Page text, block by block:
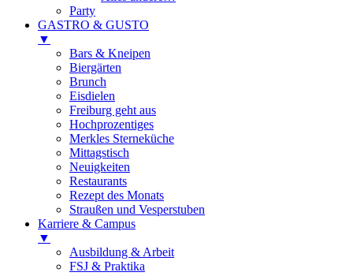
Party
GASTRO & GUSTO
▼
Bars & Kneipen
Biergärten
Brunch
Eisdielen
Freiburg geht aus
Hochprozentiges
Merkles Sterneküche
Mittagstisch
Neuigkeiten
Restaurants
Rezept des Monats
Straußen und Vesperstuben
Karriere & Campus
▼
Ausbildung & Arbeit
FSJ & Praktika